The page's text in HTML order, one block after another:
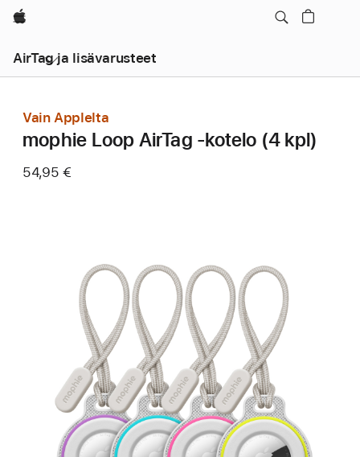
Apple
AirTag ja lisävarusteet
Vain Applelta
mophie Loop AirTag ‑kotelo (4 kpl)
54,95 €